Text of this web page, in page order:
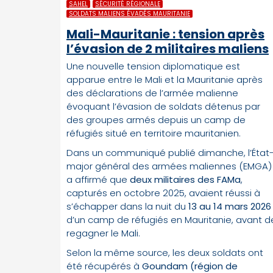
SAHEL
SÉCURITÉ RÉGIONALE
SOLDATS MALIENS ÉVADÉS MAURITANIE
Mali-Mauritanie : tension après
l’évasion de 2 militaires maliens
Une nouvelle tension diplomatique est
apparue entre le Mali et la Mauritanie après
des déclarations de l’armée malienne
évoquant l’évasion de soldats détenus par
des groupes armés depuis un camp de
réfugiés situé en territoire mauritanien.
Dans un communiqué publié dimanche,
major général des armées maliennes (EMGA)
a affirmé que deux militaires des FAMa,
capturés en octobre 2025, avaient réussi à
s’échapper dans la nuit du 13 au 14 mars 2026
d’un camp de réfugiés en Mauritanie, avant
regagner le Mali.
Selon la même source, les deux soldats ont
été récupérés à Goundam (région de